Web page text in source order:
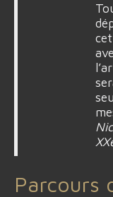
Parcours